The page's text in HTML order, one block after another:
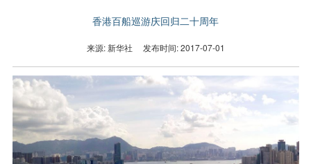
香港百船巡游庆回归二十周年
来源: 新华社 发布时间: 2017-07-01